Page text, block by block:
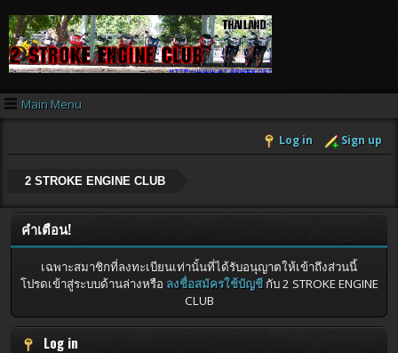
Main Menu
Log in Sign up
2 STROKE ENGINE CLUB
คำเตือน!
เฉพาะสมาชิกที่ลงทะเบียนเท่านั้นที่ได้รับอนุญาตให้เข้าถึงส่วนนี้
โปรดเข้าสู่ระบบด้านล่างหรือ ลงชื่อสมัครใช้บัญชีกับ 2 STROKE ENGINE
CLUB
Log in